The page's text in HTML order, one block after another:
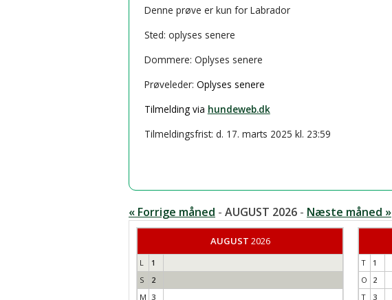
Årsmøder & Årsberetninger
Denne prøve er kun for Labrador
Sted: oplyses senere
Dommere: Oplyses senere
Prøveleder: Oplyses senere
Tilmelding via hundeweb.dk
Tilmeldingsfrist: d. 17. marts 2025 kl. 23:59
« Forrige måned - AUGUST 2026 - Næste måned »
AUGUST 2026
L
1
S
2
M 3
T
1
O
2
T
3